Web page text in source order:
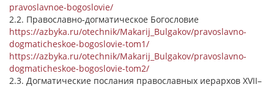
pravoslavnoe-bogoslovie/
2.2. Православно-догматическое Богословие
https://azbyka.ru/otechnik/Makarij_Bulgakov/pravoslavno-
dogmaticheskoe-bogoslovie-tom1/
https://azbyka.ru/otechnik/Makarij_Bulgakov/pravoslavno-
dogmaticheskoe-bogoslovie-tom2/
2.3. Догматические послания православных иерархов XVII–